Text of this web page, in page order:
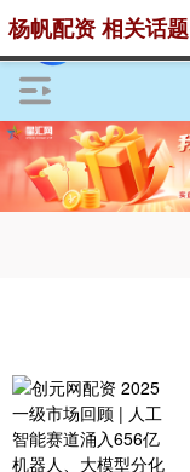
杨帆配资 相关话题